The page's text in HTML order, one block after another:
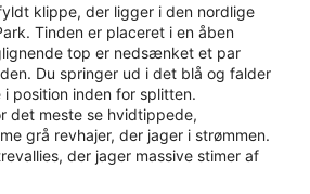
klippe, der ligger i den nordlige
Tinden er placeret i en åben
top er nedsænket et par
Du springer ud i det blå og falder
position inden for splitten.
det meste se hvidtippede,
grå revhajer, der jager i strømmen.
der jager massive stimer af